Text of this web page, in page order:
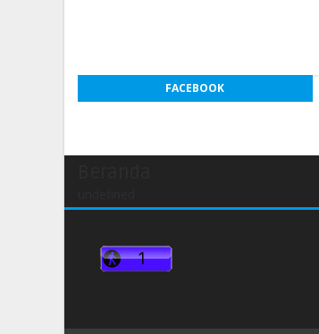
FACEBOOK